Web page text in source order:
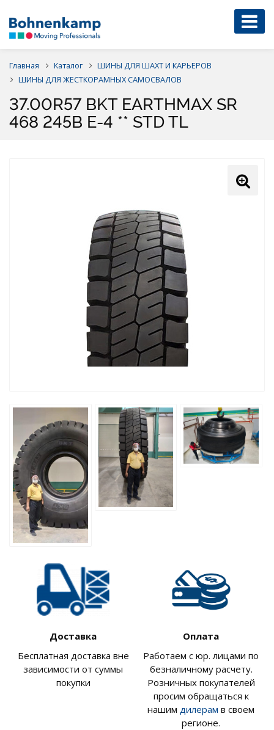
Главная Каталог
ШИНЫ ДЛЯ ШАХТ И КАРЬЕРОВ
ШИНЫ ДЛЯ ЖЕСТКОРАМНЫХ САМОСВАЛОВ
37.00R57 BKT EARTHMAX SR
468 245B E-4 ** STD TL
Доставка
Бесплатная доставка вне
зависимости от суммы
покупки
Оплата
Работаем с юр. лицами по
безналичному расчету.
Розничных покупателей
просим обращаться к
нашим дилерам в своем
регионе.